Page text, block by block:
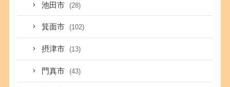
池田市 (28)
箕面市 (102)
摂津市 (13)
門真市 (43)